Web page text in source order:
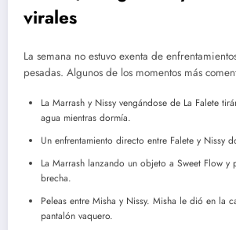
virales
La semana no estuvo exenta de
pesadas. Algunos de los momentos más
La Marrash y Nissy vengándose de La Falete
agua mientras dormía.
Un enfrentamiento directo entre Falete y Nissy
La Marrash lanzando un objeto a Sweet Flow y
brecha.
Peleas entre Misha y Nissy. Misha le dió en la
pantalón vaquero.